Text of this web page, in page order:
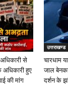
से
हुए
की मांग
उत्तराखण्ड
चारधाम
जाल
दर्शन के